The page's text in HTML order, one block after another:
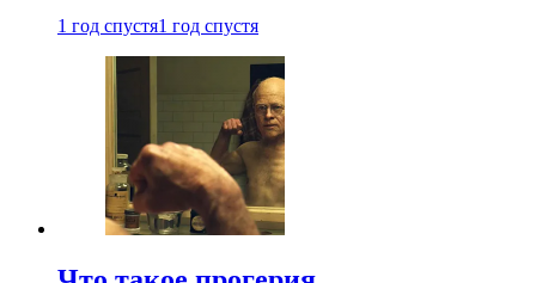
1 год спустя1 год спустя